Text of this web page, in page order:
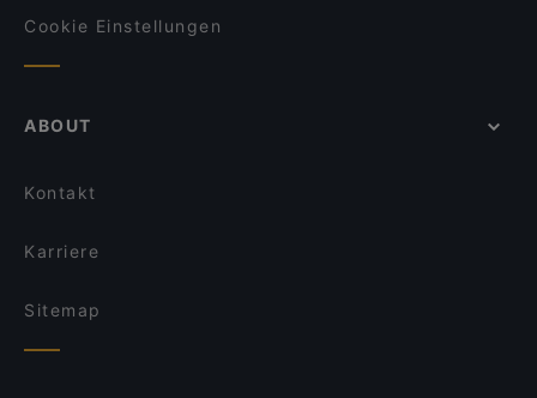
Cookie Einstellungen
ABOUT
Kontakt
Karriere
Sitemap